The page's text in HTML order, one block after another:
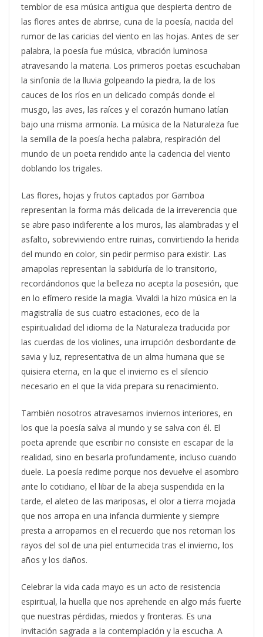
temblor de esa música antigua que despierta dentro de
las flores antes de abrirse, cuna de la poesía, nacida del
rumor de las caricias del viento en las hojas. Antes de ser
palabra, la poesía fue música, vibración luminosa
atravesando la materia. Los primeros poetas escuchaban
la sinfonía de la lluvia golpeando la piedra, la de los
cauces de los ríos en un delicado compás donde el
musgo, las aves, las raíces y el corazón humano latían
bajo una misma armonía. La música de la Naturaleza fue
la semilla de la poesía hecha palabra, respiración del
mundo de un poeta rendido ante la cadencia del viento
doblando los trigales.
Las flores, hojas y frutos captados por Gamboa
representan la forma más delicada de la irreverencia que
se abre paso indiferente a los muros, las alambradas y el
asfalto, sobreviviendo entre ruinas, convirtiendo la herida
del mundo en color, sin pedir permiso para existir. Las
amapolas representan la sabiduría de lo transitorio,
recordándonos que la belleza no acepta la posesión, que
en lo efímero reside la magia. Vivaldi la hizo música en la
magistralía de sus cuatro estaciones, eco de la
espiritualidad del idioma de la Naturaleza traducida por
las cuerdas de los violines, una irrupción desbordante de
savia y luz, representativa de un alma humana que se
quisiera eterna, en la que el invierno es el silencio
necesario en el que la vida prepara su renacimiento.
También nosotros atravesamos inviernos interiores, en
los que la poesía salva al mundo y se salva con él. El
poeta aprende que escribir no consiste en escapar de la
realidad, sino en besarla profundamente, incluso cuando
duele. La poesía redime porque nos devuelve el asombro
ante lo cotidiano, el libar de la abeja suspendida en la
tarde, el aleteo de las mariposas, el olor a tierra mojada
que nos arropa en una infancia durmiente y siempre
presta a arroparnos en el recuerdo que nos retornan los
rayos del sol de una piel entumecida tras el invierno, los
años y los daños.
Celebrar la vida cada mayo es un acto de resistencia
espiritual, la huella que nos aprehende en algo más fuerte
que nuestras pérdidas, miedos y fronteras. Es una
invitación sagrada a la contemplación y la escucha. A